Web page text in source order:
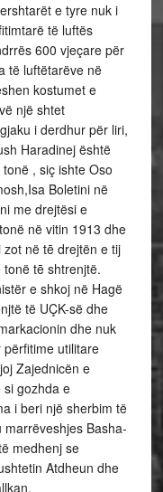
e tyre nuk i
të luftës
600 vjeçare për
të luftëtarëve në
kostumet e
një shtet
i derdhur për liri,
Haradinej është
, siç ishte Oso
Boletini në
me drejtësi e
në vitin 1913 dhe
në tē drejtën e tij
tē shtrenjtë.
e shkoj në Hagë
të UÇK-së dhe
dhe nuk
utilitare
Zajednicën e
si gozhda e
i beri një sherbim të
Basha-
medhenj se
Atdheun dhe